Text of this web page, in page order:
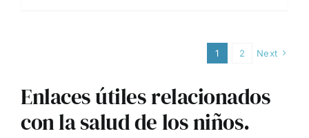
1 2 Next
Enlaces útiles relacionados
con la salud de los niños.